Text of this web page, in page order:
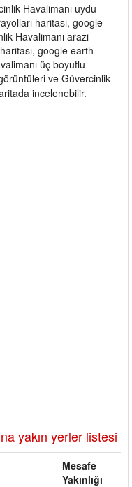
Havalimanı uydu
haritası, google
Havalimanı arazi
google earth
üç boyutlu
ve Güvercinlik
incelenebilir.
yakın yerler listesi
Mesafe
Yakınlığı